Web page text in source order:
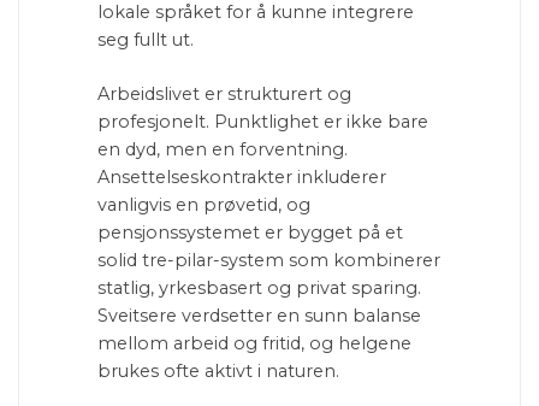
lokale språket for å kunne integrere
seg fullt ut.
Arbeidslivet er strukturert og
profesjonelt. Punktlighet er ikke bare
en dyd, men en forventning.
Ansettelseskontrakter inkluderer
vanligvis en prøvetid, og
pensjonssystemet er bygget på et
solid tre-pilar-system som kombinerer
statlig, yrkesbasert og privat sparing.
Sveitsere verdsetter en sunn balanse
mellom arbeid og fritid, og helgene
brukes ofte aktivt i naturen.